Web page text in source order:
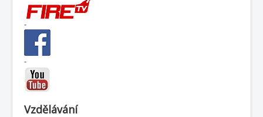
-
-
Vzdělávání